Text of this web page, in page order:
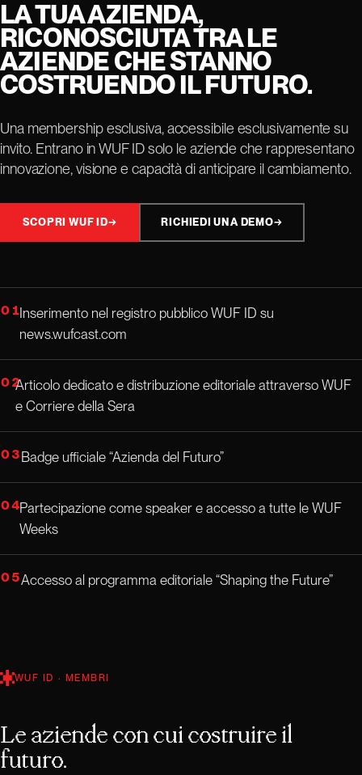
LA TUA AZIENDA,
RICONOSCIUTA TRA LE
AZIENDE CHE STANNO
COSTRUENDO IL FUTURO.
Una membership esclusiva, accessibile esclusivamente su
invito. Entrano in WUF ID solo le aziende che rappresentano
innovazione, visione e capacità di anticipare il cambiamento.
SCOPRI WUF ID→ RICHIEDI UNA DEMO→
01Inserimento nel registro pubblico WUF ID su
news.wufcast.com
02Articolo dedicato e distribuzione editoriale attraverso WUF
e Corriere della Sera
03Badge ufficiale “Azienda del Futuro”
04Partecipazione come speaker e accesso a tutte le WUF
Weeks
05Accesso al programma editoriale “Shaping the Future”
WUF ID · MEMBRI
Le aziende con cui costruire il
futuro.